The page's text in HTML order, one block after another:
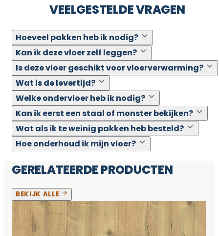
VEELGESTELDE VRAGEN
Hoeveel pakken heb ik nodig?
Kan ik deze vloer zelf leggen?
Is deze vloer geschikt voor vloerverwarming?
Wat is de levertijd?
Welke ondervloer heb ik nodig?
Kan ik eerst een staal of monster bekijken?
Wat als ik te weinig pakken heb besteld?
Hoe onderhoud ik mijn vloer?
GERELATEERDE PRODUCTEN
BEKIJK ALLE